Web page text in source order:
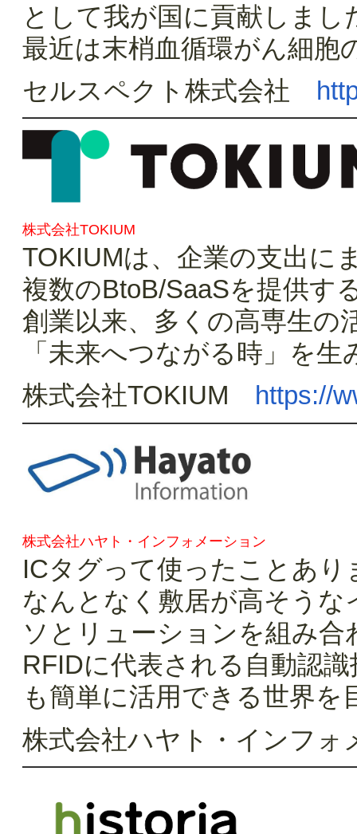
として我が国に貢献しまし
最近は末梢血循環がん細胞
セルスペクト株式会社
株式会社TOKIUM
TOKIUMは、企業の支出に
複数のBtoB/SaaSを提供す
創業以来、多くの高専生の
「未来へつながる時」を
株式会社TOKIUM https://
株式会社ハヤト・インフォメーション
ICタグって使ったことあり
なんとなく敷居が高そう
ソとリューションを組み合
RFIDに代表される自動認
も簡単に活用できる世界を
株式会社ハヤト・インフ